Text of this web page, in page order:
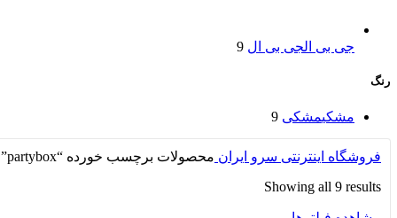
جی بی الجی بی ال 9
رنگ
مشکیمشکی 9
فروشگاه اینترنتی سرو ایران محصولات برچسب خورده “partybox”
Showing all 9 results